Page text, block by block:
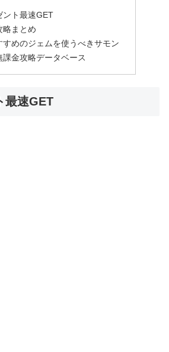
ント最速GET
略まとめ
すめのジェムを使うべきサモン
課金攻略データベース
最速GET